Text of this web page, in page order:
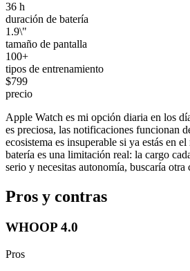
36 h
duración de batería
1.9\"
tamaño de pantalla
100+
tipos de entrenamiento
$799
precio
Apple Watch es mi opción diaria en los
es preciosa, las notificaciones funcionan
ecosistema es insuperable si ya estás en
batería es una limitación real: la cargo
serio y necesitas autonomía, buscaría otra
Pros y contras
WHOOP 4.0
Pros